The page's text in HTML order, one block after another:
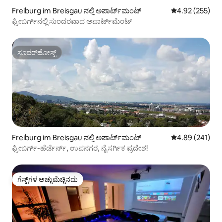
Freiburg im Breisgau ನಲ್ಲಿ ಅಪಾರ್ಟ್‌ಮಂಟ್ 5 ರಲ್ಲಿ 4.92
4.92 (255)
ಫ್ರೀಬರ್ಗ್‌ನಲ್ಲಿ ಸುಂದರವಾದ ಅಪಾರ್ಟ್‌ಮೆಂಟ್
ಸೂಪರ್‌ಹೋಸ್ಟ್
ಸೂಪರ್‌ಹೋಸ್ಟ್
Freiburg im Breisgau ನಲ್ಲಿ ಅಪಾರ್ಟ್‌ಮಂಟ್ 5 ರಲ್ಲಿ 4.89
4.89 (241)
ಫ್ರೀಬರ್ಗ್-ಹೆರ್ಡೆರ್ನ್, ಉಪನಗರ, ನೈಸರ್ಗಿಕ ಪ್ರದೇಶ!
ಗೆಸ್ಟ್‌ಗಳ ಅಚ್ಚುಮೆಚ್ಚಿನದು
ಗೆಸ್ಟ್‌ಗಳ ಅಚ್ಚುಮೆಚ್ಚಿನದು